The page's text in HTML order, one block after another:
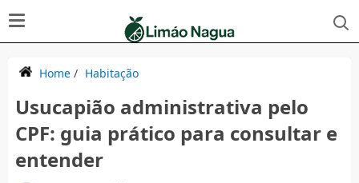
Home/ Habitação
Usucapião administrativa pelo
CPF: guia prático para consultar e
entender